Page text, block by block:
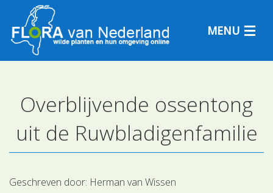
MENU
Plantensoorten
Determineren
Overblijvende ossentong
uit de Ruwbladigenfamilie
Geschreven door: Herman van Wissen